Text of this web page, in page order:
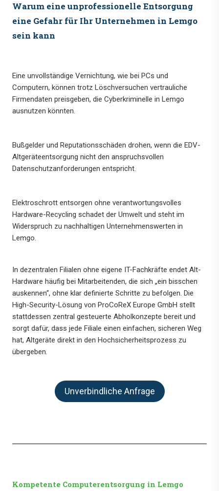
Warum eine unprofessionelle Entsorgung
eine Gefahr für Ihr Unternehmen in Lemgo
sein kann
Eine unvollständige Vernichtung, wie bei PCs und
Computern, können trotz Löschversuchen vertrauliche
Firmendaten preisgeben, die Cyberkriminelle in Lemgo
ausnutzen könnten.
Bußgelder und Reputationsschäden drohen, wenn die EDV-
Altgeräteentsorgung nicht den anspruchsvollen
Datenschutzanforderungen entspricht.
Elektroschrott entsorgen ohne verantwortungsvolles
Hardware-Recycling schadet der Umwelt und steht im
Widerspruch zu nachhaltigen Unternehmenswerten in
Lemgo.
In dezentralen Filialen ohne eigene IT-Fachkräfte endet Alt-
Hardware häufig bei Mitarbeitenden, die sich „ein bisschen
auskennen“, ohne klar definierte Schritte zu befolgen. Die
High-Security-Lösung von ProCoReX Europe GmbH stellt
stattdessen zentral gesteuerte Abholkonzepte bereit und
sorgt dafür, dass jede Filiale einen einfachen, sicheren Weg
hat, Altgeräte direkt in den Hochsicherheitsprozess zu
übergeben.
Unverbindliche Anfrage
Kompetente Computerentsorgung in Lemgo